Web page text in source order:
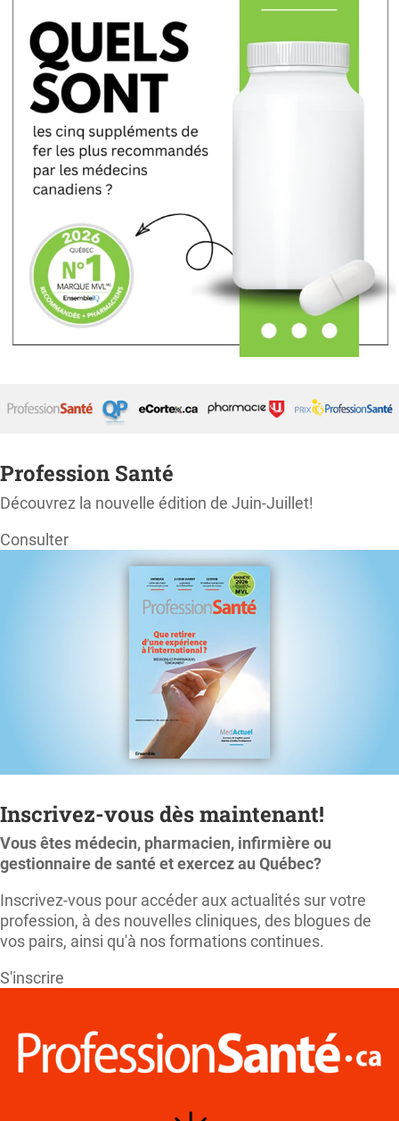
Profession Santé
Découvrez la nouvelle édition de Juin-Juillet!
Consulter
Inscrivez-vous dès maintenant!
Vous êtes médecin, pharmacien, infirmière ou
gestionnaire de santé et exercez au Québec?
Inscrivez-vous pour accéder aux actualités sur votre
profession, à des nouvelles cliniques, des blogues de
vos pairs, ainsi qu'à nos formations continues.
S'inscrire